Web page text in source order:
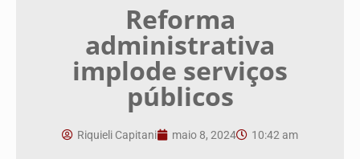
Reforma
administrativa
implode serviços
públicos
Riquieli Capitani maio 8, 2024 10:42 am